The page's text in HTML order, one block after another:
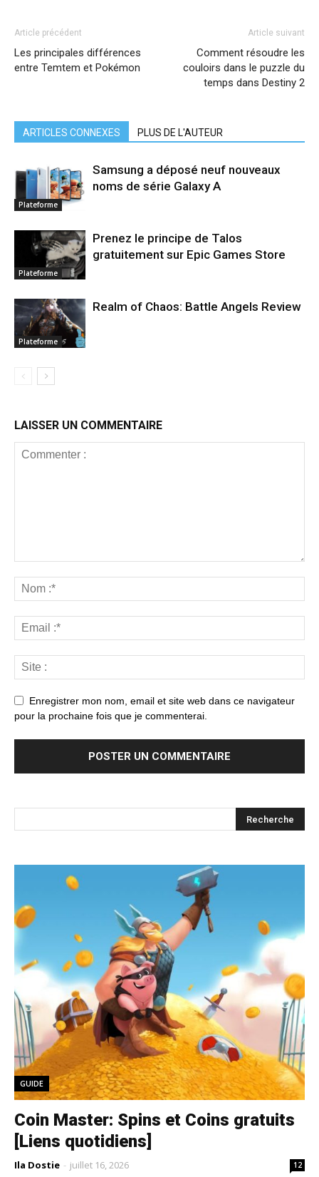
Article précédent
Les principales différences
entre Temtem et Pokémon
Article suivant
Comment résoudre les
couloirs dans le puzzle du
temps dans Destiny 2
ARTICLES CONNEXES PLUS DE L'AUTEUR
Plateforme
Samsung a déposé neuf nouveaux
noms de série Galaxy A
Plateforme
Prenez le principe de Talos
gratuitement sur Epic Games Store
Plateforme
Realm of Chaos: Battle Angels Review
LAISSER UN COMMENTAIRE
Enregistrer mon nom, email et site web dans ce navigateur
pour la prochaine fois que je commenterai.
GUIDE
Coin Master: Spins et Coins gratuits
[Liens quotidiens]
Ila Dostie - juillet 16, 2026 12